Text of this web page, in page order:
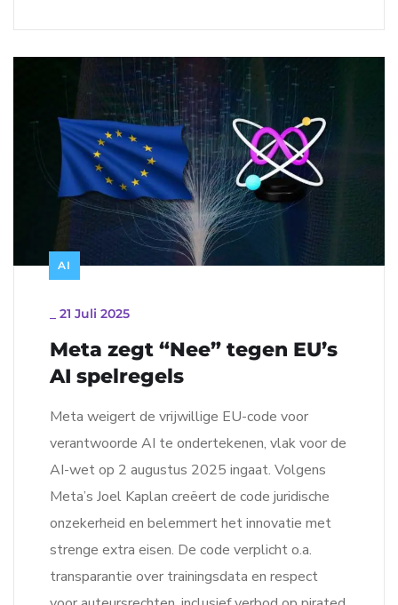
AI
21 Juli 2025
Meta zegt “Nee” tegen EU’s
AI spelregels
Meta weigert de vrijwillige EU-code voor
verantwoorde AI te ondertekenen, vlak voor de
AI-wet op 2 augustus 2025 ingaat. Volgens
Meta’s Joel Kaplan creëert de code juridische
onzekerheid en belemmert het innovatie met
strenge extra eisen. De code verplicht o.a.
transparantie over trainingsdata en respect